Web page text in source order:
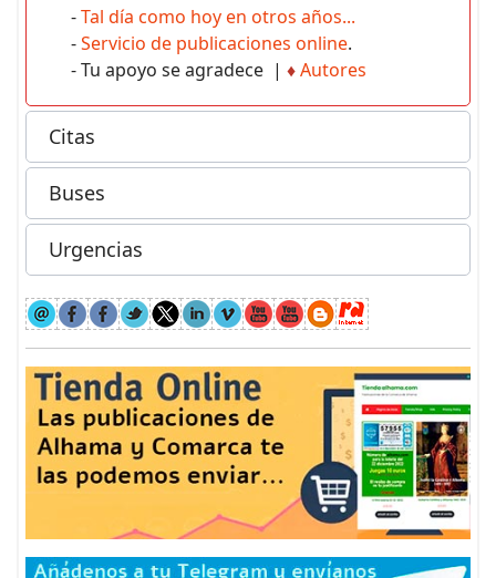
-Tal día como hoy en otros años...
-Servicio de publicaciones online.
- Tu apoyo se agradece | ♦Autores
Citas
Buses
Urgencias